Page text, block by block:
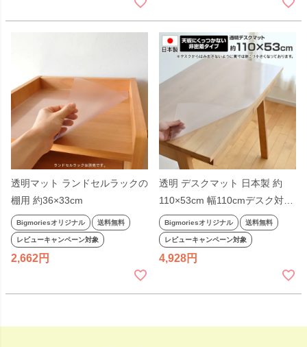
透明マット ランドセルラックの
棚用 約36×33cm
Bigmoriesオリジナル 送料無料
レビューキャンペーン対象
2,662
透明 デスクマット 日本製 約
110×53cm 幅110cmデスク対応
長方形 学習机 厚さ1mm 杉工場
LGY Kukka対応 非密着 クッカ
Kukka レグシー 無地 ビッグモ
Bigmoriesオリジナル 送料無料
レビューキャンペーン対象
4,928